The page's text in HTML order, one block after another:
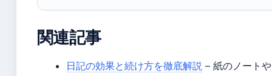
関連記事
日記の効果と続け方を徹底解説 – 紙のノート